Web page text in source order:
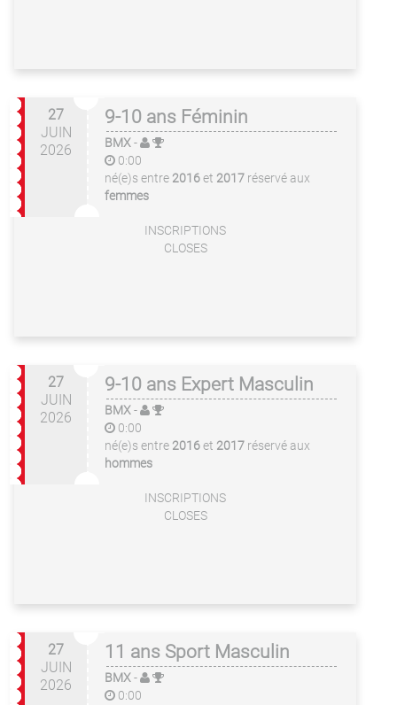
27
JUIN
2026
9-10 ans Féminin
BMX-
0:00
né(e)s entre 2016et 2017 réservé aux
femmes
INSCRIPTIONS
CLOSES
27
JUIN
2026
9-10 ans Expert Masculin
BMX-
0:00
né(e)s entre 2016et 2017 réservé aux
hommes
INSCRIPTIONS
CLOSES
27
JUIN
2026
11 ans Sport Masculin
BMX-
0:00